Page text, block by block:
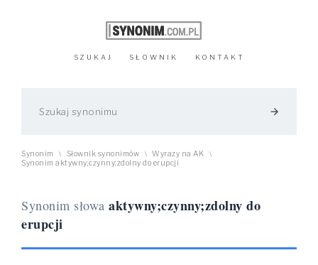
SZUKAJ SŁOWNIK KONTAKT
arrow_forward
Synonim \ Słownik synonimów \ Wyrazy na AK \
Synonim aktywny;czynny;zdolny do erupcji
Synonim słowa aktywny;czynny;zdolny do
erupcji